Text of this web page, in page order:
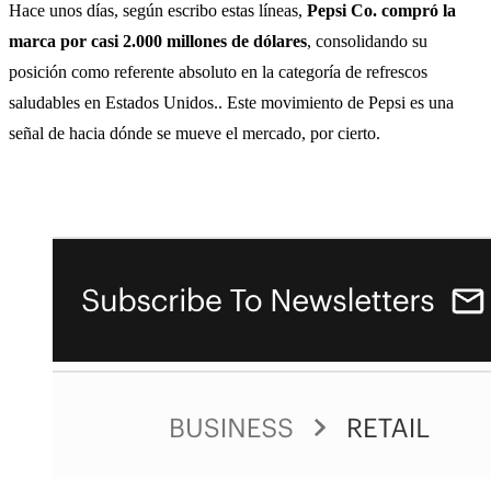
Hace unos días, según escribo estas líneas, Pepsi Co. compró la
marca por casi 2.000 millones de dólares, consolidando su
posición como referente absoluto en la categoría de refrescos
saludables en Estados Unidos.. Este movimiento de Pepsi es una
señal de hacia dónde se mueve el mercado, por cierto.